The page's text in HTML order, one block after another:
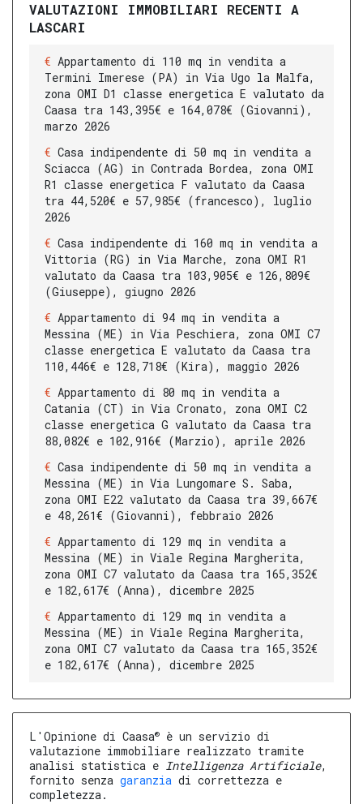
VALUTAZIONI IMMOBILIARI RECENTI A
LASCARI
Appartamento di 110 mq in vendita a
Termini Imerese (PA) in Via Ugo la Malfa,
zona OMI D1 classe energetica E valutato da
Caasa tra 143,395€ e 164,078€ (Giovanni),
marzo 2026
Casa indipendente di 50 mq in vendita a
Sciacca (AG) in Contrada Bordea, zona OMI
R1 classe energetica F valutato da Caasa
tra 44,520€ e 57,985€ (francesco), luglio
2026
Casa indipendente di 160 mq in vendita a
Vittoria (RG) in Via Marche, zona OMI R1
valutato da Caasa tra 103,905€ e 126,809€
(Giuseppe), giugno 2026
Appartamento di 94 mq in vendita a
Messina (ME) in Via Peschiera, zona OMI C7
classe energetica E valutato da Caasa tra
110,446€ e 128,718€ (Kira), maggio 2026
Appartamento di 80 mq in vendita a
Catania (CT) in Via Cronato, zona OMI C2
classe energetica G valutato da Caasa tra
88,082€ e 102,916€ (Marzio), aprile 2026
Casa indipendente di 50 mq in vendita a
Messina (ME) in Via Lungomare S. Saba,
zona OMI E22 valutato da Caasa tra 39,667€
e 48,261€ (Giovanni), febbraio 2026
Appartamento di 129 mq in vendita a
Messina (ME) in Viale Regina Margherita,
zona OMI C7 valutato da Caasa tra 165,352€
e 182,617€ (Anna), dicembre 2025
Appartamento di 129 mq in vendita a
Messina (ME) in Viale Regina Margherita,
zona OMI C7 valutato da Caasa tra 165,352€
e 182,617€ (Anna), dicembre 2025
L'Opinione di Caasa®
è un servizio di
valutazione immobiliare realizzato tramite
analisi statistica e Intelligenza Artificiale,
fornito senza garanzia di correttezza e
completezza.